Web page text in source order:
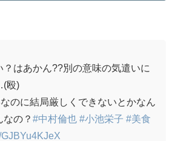
？はあかん??別の意味の気遣いに
殴)
のに結局厳しくできないとかなん
の？ #中村倫也 #小池栄子 #美食